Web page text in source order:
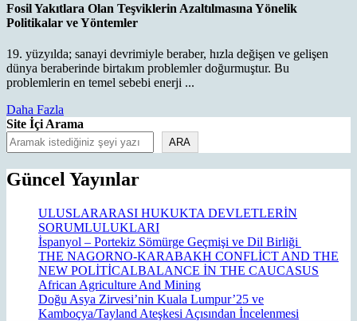
Fosil Yakıtlara Olan Teşviklerin Azaltılmasına Yönelik
Politikalar ve Yöntemler
19. yüzyılda; sanayi devrimiyle beraber, hızla değişen ve gelişen
dünya beraberinde birtakım problemler doğurmuştur. Bu
problemlerin en temel sebebi enerji ...
Daha Fazla
Fazla
Site İçi Arama
ARA
Güncel Yayınlar
ULUSLARARASI HUKUKTA DEVLETLERİN
SORUMLULUKLARI
İspanyol – Portekiz Sömürge Geçmişi ve Dil Birliği
THE NAGORNO-KARABAKH CONFLİCT AND THE
NEW POLİTİCALBALANCE İN THE CAUCASUS
African Agriculture And Mining
Doğu Asya Zirvesi’nin Kuala Lumpur’25 ve
Kamboçya/Tayland Ateşkesi Açısından İncelenmesi